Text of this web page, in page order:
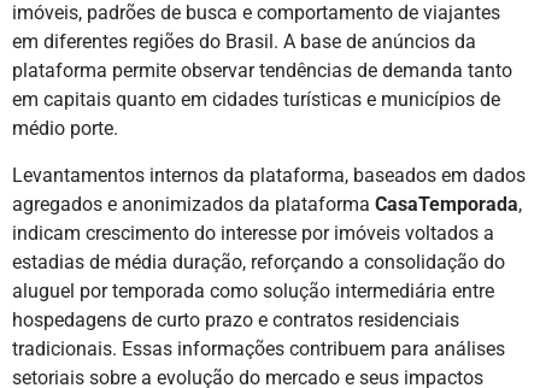
imóveis, padrões de busca e comportamento de viajantes
em diferentes regiões do Brasil. A base de anúncios da
plataforma permite observar tendências de demanda tanto
em capitais quanto em cidades turísticas e municípios de
médio porte.
Levantamentos internos da plataforma, baseados em dados
agregados e anonimizados da plataforma CasaTemporada,
indicam crescimento do interesse por imóveis voltados a
estadias de média duração, reforçando a consolidação do
aluguel por temporada como solução intermediária entre
hospedagens de curto prazo e contratos residenciais
tradicionais. Essas informações contribuem para análises
setoriais sobre a evolução do mercado e seus impactos